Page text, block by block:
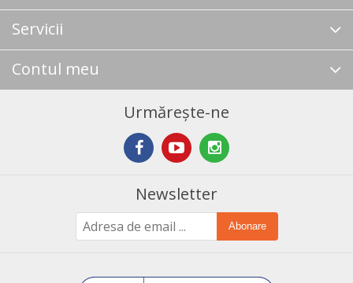
Servicii
Contul meu
Urmărește-ne
Newsletter
Abonare